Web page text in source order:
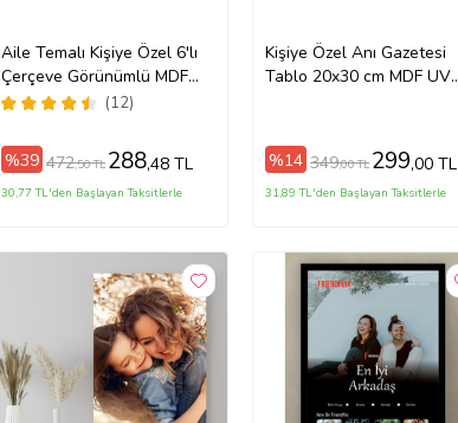
Aile Temalı Kişiye Özel 6'lı
Çerçeve Görünümlü MDF
Tablo Seti
(12)
%39 472,50 TL 288,48 TL
30,77 TL'den Başlayan Taksitlerle
Kişiye Özel Anı Gazetesi
Tablo 20x30 cm MDF UV
%14 349,00 TL 299,00 TL
31,89 TL'den Başlayan Taksitlerle